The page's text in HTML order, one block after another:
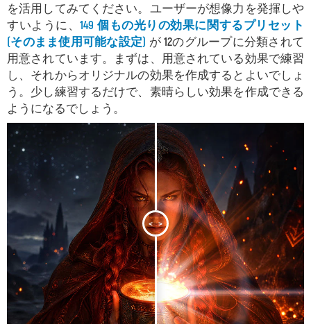
を活用してみてください。ユーザーが想像力を発揮しや
すいように、149 個もの光りの効果に関するプリセット
(そのまま使用可能な設定) が12のグループに分類されて
用意されています。まずは、用意されている効果で練習
し、それからオリジナルの効果を作成するとよいでしょ
う。少し練習するだけで、素晴らしい効果を作成できる
ようになるでしょう。
< >